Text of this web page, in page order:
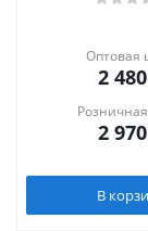
Оптовая
2 480
2 970
В